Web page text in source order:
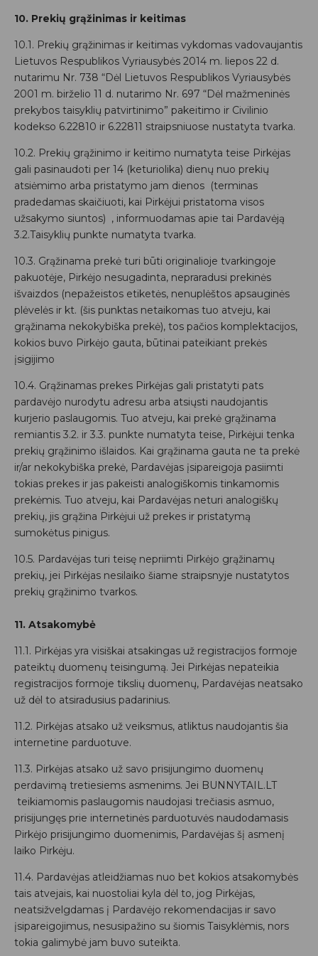
10. Prekių grąžinimas ir keitimas
10.1. Prekių grąžinimas ir keitimas vykdomas vadovaujantis
Lietuvos Respublikos Vyriausybės 2014 m. liepos 22 d.
nutarimu Nr. 738 “Dėl Lietuvos Respublikos Vyriausybės
2001 m. birželio 11 d. nutarimo Nr. 697 “Dėl mažmeninės
prekybos taisyklių patvirtinimo” pakeitimo ir Civilinio
kodekso 6.22810 ir 6.22811 straipsniuose nustatyta tvarka.
10.2. Prekių grąžinimo ir keitimo numatyta teise Pirkėjas
gali pasinaudoti per 14 (keturiolika) dienų nuo prekių
atsiėmimo arba pristatymo jam dienos (terminas
pradedamas skaičiuoti, kai Pirkėjui pristatoma visos
užsakymo siuntos) , informuodamas apie tai Pardavėją
3.2.Taisyklių punkte numatyta tvarka.
10.3. Grąžinama prekė turi būti originalioje tvarkingoje
pakuotėje, Pirkėjo nesugadinta, nepraradusi prekinės
išvaizdos (nepažeistos etiketės, nenuplėštos apsauginės
plėvelės ir kt. (šis punktas netaikomas tuo atveju, kai
grąžinama nekokybiška prekė), tos pačios komplektacijos,
kokios buvo Pirkėjo gauta, būtinai pateikiant prekės
įsigijimo
10.4. Grąžinamas prekes Pirkėjas gali pristatyti pats
pardavėjo nurodytu adresu arba atsiųsti naudojantis
kurjerio paslaugomis. Tuo atveju, kai prekė grąžinama
remiantis 3.2. ir 3.3. punkte numatyta teise, Pirkėjui tenka
prekių grąžinimo išlaidos. Kai grąžinama gauta ne ta prekė
ir/ar nekokybiška prekė, Pardavėjas įsipareigoja pasiimti
tokias prekes ir jas pakeisti analogiškomis tinkamomis
prekėmis. Tuo atveju, kai Pardavėjas neturi analogiškų
prekių, jis grąžina Pirkėjui už prekes ir pristatymą
sumokėtus pinigus.
10.5. Pardavėjas turi teisę nepriimti Pirkėjo grąžinamų
prekių, jei Pirkėjas nesilaiko šiame straipsnyje nustatytos
prekių grąžinimo tvarkos.
11. Atsakomybė
11.1. Pirkėjas yra visiškai atsakingas už registracijos formoje
pateiktų duomenų teisingumą. Jei Pirkėjas nepateikia
registracijos formoje tikslių duomenų, Pardavėjas neatsako
už dėl to atsiradusius padarinius.
11.2. Pirkėjas atsako už veiksmus, atliktus naudojantis šia
internetine parduotuve.
11.3. Pirkėjas atsako už savo prisijungimo duomenų
perdavimą tretiesiems asmenims. Jei BUNNYTAIL.LT
teikiamomis paslaugomis naudojasi trečiasis asmuo,
prisijungęs prie internetinės parduotuvės naudodamasis
Pirkėjo prisijungimo duomenimis, Pardavėjas šį asmenį
laiko Pirkėju.
11.4. Pardavėjas atleidžiamas nuo bet kokios atsakomybės
tais atvejais, kai nuostoliai kyla dėl to, jog Pirkėjas,
neatsižvelgdamas į Pardavėjo rekomendacijas ir savo
įsipareigojimus, nesusipažino su šiomis Taisyklėmis, nors
tokia galimybė jam buvo suteikta.